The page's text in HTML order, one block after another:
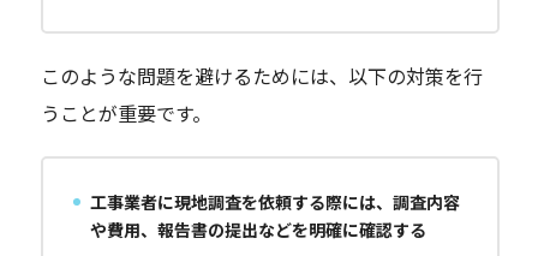
このような問題を避けるためには、以下の対策を行
うことが重要です。
工事業者に現地調査を依頼する際には、調査内容
や費用、報告書の提出などを明確に確認する